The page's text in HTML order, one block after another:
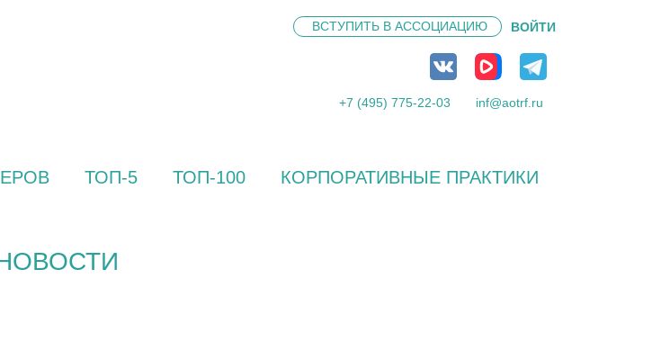
ВСТУПИТЬ В АССОЦИАЦИЮ ВОЙТИ
+7 (495) 775-22-03 inf@aotrf.ru
ТОП-5 ТОП-100 КОРПОРАТИВНЫЕ ПРАКТИКИ